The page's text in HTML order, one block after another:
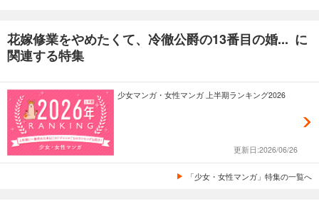
花嫁修業をやめたくて、冷徹公爵の13番目の婚... に
関連する特集
少女マンガ・女性マンガ 上半期ランキング2026
更新日:2026/06/26
「少女・女性マンガ」特集の一覧へ